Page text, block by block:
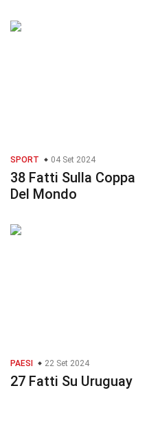
SPORT 04 Set 2024
38 Fatti Sulla Coppa
Del Mondo
PAESI 22 Set 2024
27 Fatti Su Uruguay